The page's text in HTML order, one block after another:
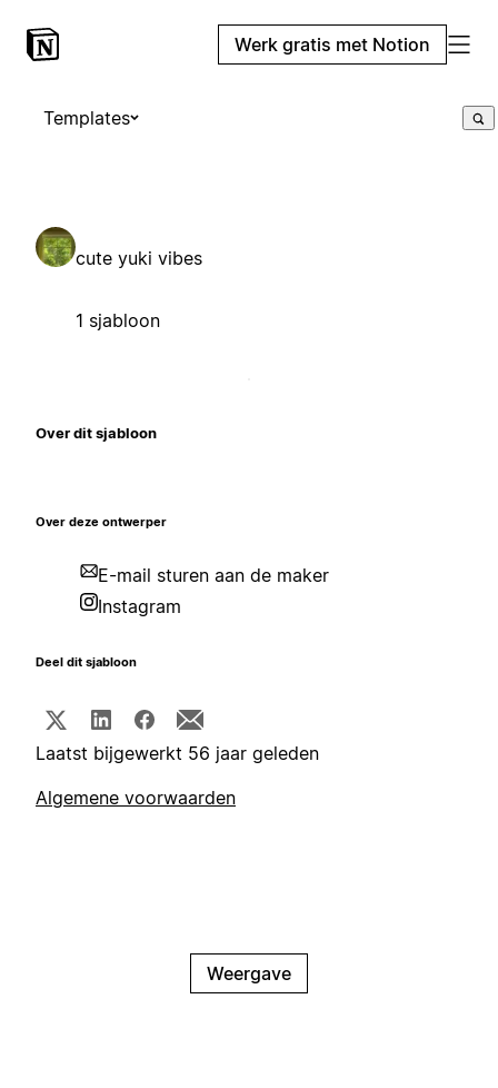
Werk gratis met Notion
Templates
cute yuki vibes
1 sjabloon
Over dit sjabloon
Over deze ontwerper
E-mail sturen aan de maker
Instagram
Deel dit sjabloon
Laatst bijgewerkt 56 jaar geleden
Algemene voorwaarden
Weergave